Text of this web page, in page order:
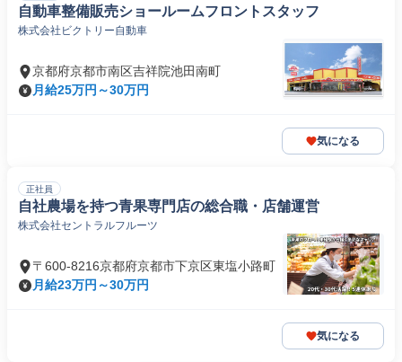
自動車整備販売ショールームフロントスタッフ
株式会社ビクトリー自動車
京都府京都市南区吉祥院池田南町
月給25万円～30万円
気になる
正社員
自社農場を持つ青果専門店の総合職・店舗運営
株式会社セントラルフルーツ
〒600-8216京都府京都市下京区東塩小路町
月給23万円～30万円
気になる